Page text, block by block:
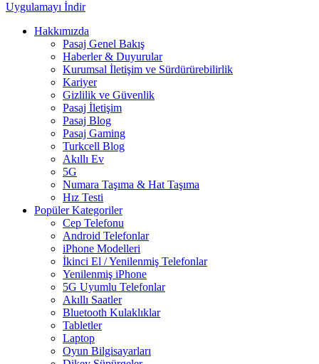
Uygulamayı İndir
Hakkımızda
Pasaj Genel Bakış
Haberler & Duyurular
Kurumsal İletişim ve Sürdürürebilirlik
Kariyer
Gizlilik ve Güvenlik
Pasaj İletişim
Pasaj Blog
Pasaj Gaming
Turkcell Blog
Akıllı Ev
5G
Numara Taşıma & Hat Taşıma
Hız Testi
Popüler Kategoriler
Cep Telefonu
Android Telefonlar
iPhone Modelleri
İkinci El / Yenilenmiş Telefonlar
Yenilenmiş iPhone
5G Uyumlu Telefonlar
Akıllı Saatler
Bluetooth Kulaklıklar
Tabletler
Laptop
Oyun Bilgisayarları